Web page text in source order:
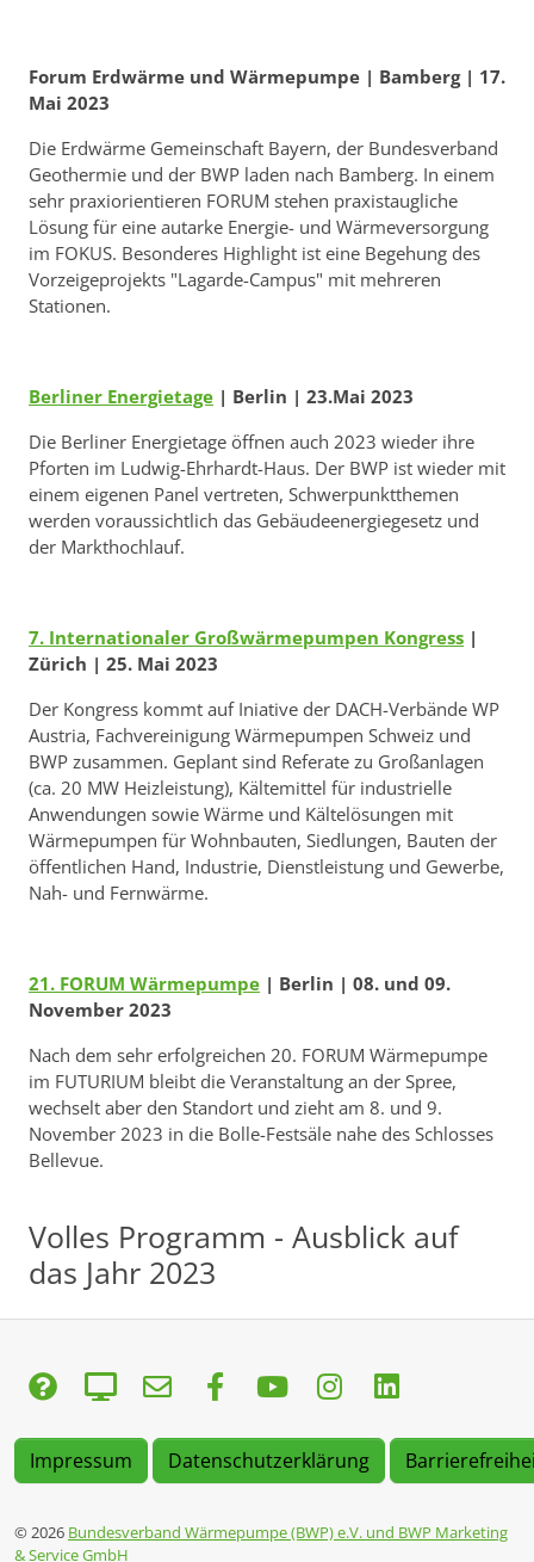
Forum Erdwärme und Wärmepumpe | Bamberg | 17.
Mai 2023
Die Erdwärme Gemeinschaft Bayern, der Bundesverband
Geothermie und der BWP laden nach Bamberg. In einem
sehr praxiorientieren FORUM stehen praxistaugliche
Lösung für eine autarke Energie- und Wärmeversorgung
im FOKUS. Besonderes Highlight ist eine Begehung des
Vorzeigeprojekts "Lagarde-Campus" mit mehreren
Stationen.
Berliner Energietage | Berlin | 23.Mai 2023
Die Berliner Energietage öffnen auch 2023 wieder ihre
Pforten im Ludwig-Ehrhardt-Haus. Der BWP ist wieder mit
einem eigenen Panel vertreten, Schwerpunktthemen
werden voraussichtlich das Gebäudeenergiegesetz und
der Markthochlauf.
7. Internationaler Großwärmepumpen Kongress |
Zürich | 25. Mai 2023
Der Kongress kommt auf Iniative der DACH-Verbände WP
Austria, Fachvereinigung Wärmepumpen Schweiz und
BWP zusammen. Geplant sind Referate zu Großanlagen
(ca. 20 MW Heizleistung), Kältemittel für industrielle
Anwendungen sowie Wärme und Kältelösungen mit
Wärmepumpen für Wohnbauten, Siedlungen, Bauten der
öffentlichen Hand, Industrie, Dienstleistung und Gewerbe,
Nah- und Fernwärme.
21. FORUM Wärmepumpe | Berlin | 08. und 09.
November 2023
Nach dem sehr erfolgreichen 20. FORUM Wärmepumpe
im FUTURIUM bleibt die Veranstaltung an der Spree,
wechselt aber den Standort und zieht am 8. und 9.
November 2023 in die Bolle-Festsäle nahe des Schlosses
Bellevue.
Volles Programm - Ausblick auf
das Jahr 2023
Impressum Datenschutzerklärung
© 2026 Bundesverband Wärmepumpe (BWP) e.V. und BWP Marketing
& Service GmbH